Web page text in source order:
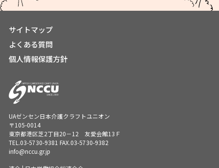
サイトマップ
よくある質問
個人情報保護方針
UAゼンセン日本介護クラフトユニオン
〒105-0014
東京都港区芝2丁目20－12 友愛会館13Ｆ
TEL.03-5730-9381 FAX.03-5730-9382
info@nccu.gr.jp